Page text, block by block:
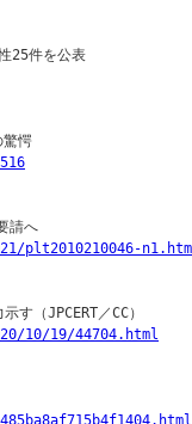
25件を公表
驚愕
請へ
plt2010210046-
す（JPCERT／CC）
10/19/44704.html